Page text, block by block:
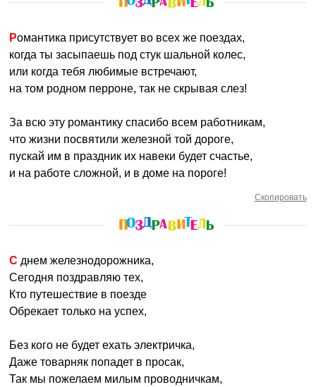
Романтика присутствует во всех же поездах,
когда ты засыпаешь под стук шальной колес,
или когда тебя любимые встречают,
на том родном перроне, так не скрывая слез!
За всю эту романтику спасибо всем работникам,
что жизни посвятили железной той дороге,
пускай им в праздник их навеки будет счастье,
и на работе сложной, и в доме на пороге!
Скопировать
С днем железнодорожника,
Сегодня поздравляю тех,
Кто путешествие в поезде
Обрекает только на успех,
Без кого не будет ехать электричка,
Даже товарняк попадет в просак,
Так мы пожелаем милым проводничкам,